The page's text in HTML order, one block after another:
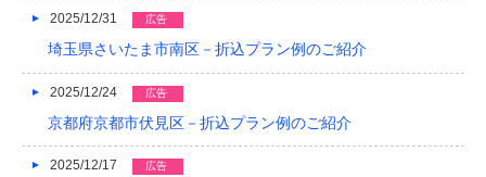
2019/07
2019/04
2025/12/31 広告
埼玉県さいたま市南区－折込プラン例のご紹介
2025/12/24 広告
京都府京都市伏見区－折込プラン例のご紹介
2025/12/17 広告